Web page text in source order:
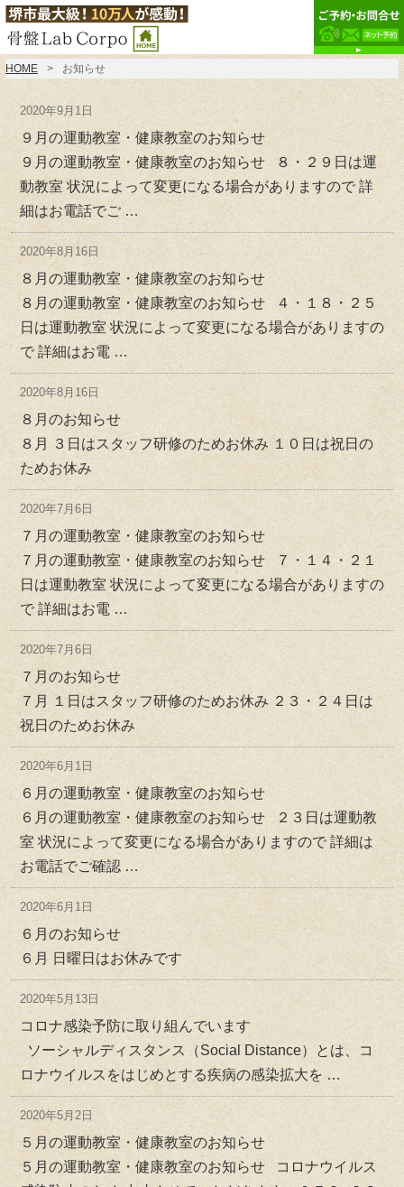
HOME お知らせ
2020年9月1日
９月の運動教室・健康教室のお知らせ
９月の運動教室・健康教室のお知らせ ８・２９日は運
動教室 状況によって変更になる場合がありますので 詳
細はお電話でご …
2020年8月16日
８月の運動教室・健康教室のお知らせ
８月の運動教室・健康教室のお知らせ ４・１８・２５
日は運動教室 状況によって変更になる場合がありますの
で 詳細はお電 …
2020年8月16日
８月のお知らせ
８月 ３日はスタッフ研修のためお休み １０日は祝日の
ためお休み
2020年7月6日
７月の運動教室・健康教室のお知らせ
７月の運動教室・健康教室のお知らせ ７・１４・２１
日は運動教室 状況によって変更になる場合がありますの
で 詳細はお電 …
2020年7月6日
７月のお知らせ
７月 １日はスタッフ研修のためお休み ２３・２４日は
祝日のためお休み
2020年6月1日
６月の運動教室・健康教室のお知らせ
６月の運動教室・健康教室のお知らせ ２３日は運動教
室 状況によって変更になる場合がありますので 詳細は
お電話でご確認 …
2020年6月1日
６月のお知らせ
６月 日曜日はお休みです
2020年5月13日
コロナ感染予防に取り組んでいます
ソーシャルディスタンス（Social Distance）とは、コ
ロナウイルスをはじめとする疾病の感染拡大を …
2020年5月2日
５月の運動教室・健康教室のお知らせ
５月の運動教室・健康教室のお知らせ コロナウイルス